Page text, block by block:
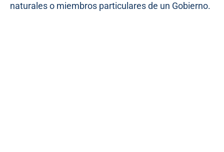
naturales o miembros particulares de un Gobierno.